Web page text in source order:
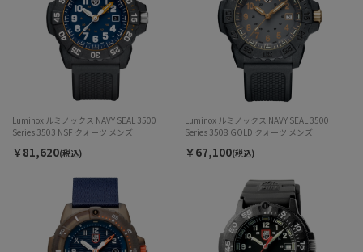
Luminox ルミノックス NAVY SEAL 3500
Series 3503 NSF クォーツ メンズ
￥81,620(税込)
Luminox ルミノックス NAVY SEAL 3500
Series 3508 GOLD クォーツ メンズ
￥67,100(税込)